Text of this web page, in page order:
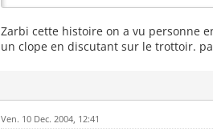
Zarbi cette histoire on a vu personne
un clope en discutant sur le trottoir.
Ven. 10 Dec. 2004, 12:41